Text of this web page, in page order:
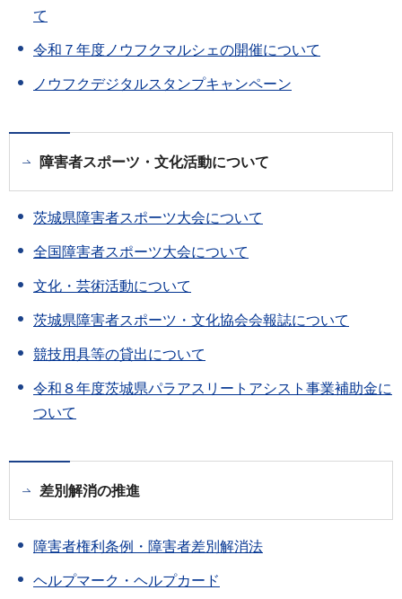
て
令和７年度ノウフクマルシェの開催について
ノウフクデジタルスタンプキャンペーン
障害者スポーツ・文化活動について
茨城県障害者スポーツ大会について
全国障害者スポーツ大会について
文化・芸術活動について
茨城県障害者スポーツ・文化協会会報誌について
競技用具等の貸出について
令和８年度茨城県パラアスリートアシスト事業補助金に
ついて
差別解消の推進
障害者権利条例・障害者差別解消法
ヘルプマーク・ヘルプカード